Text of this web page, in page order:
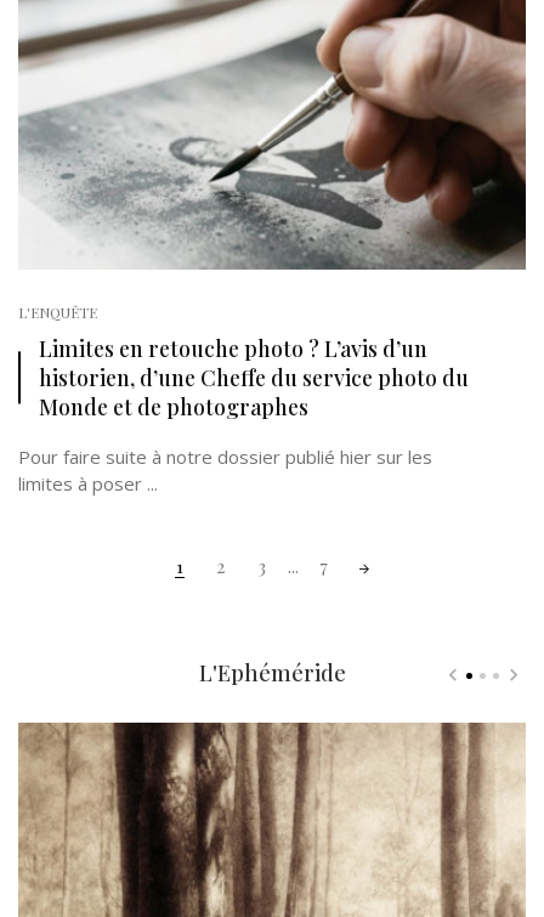
L'ENQUÊTE
Limites en retouche photo ? L’avis d’un
historien, d’une Cheffe du service photo du
Monde et de photographes
Pour faire suite à notre dossier publié hier sur les
limites à poser ...
1 2 3 ... 7
L'Ephéméride